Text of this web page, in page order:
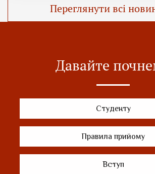
Переглянути всі
Давайте
Студенту
Правила прийому
Вступ